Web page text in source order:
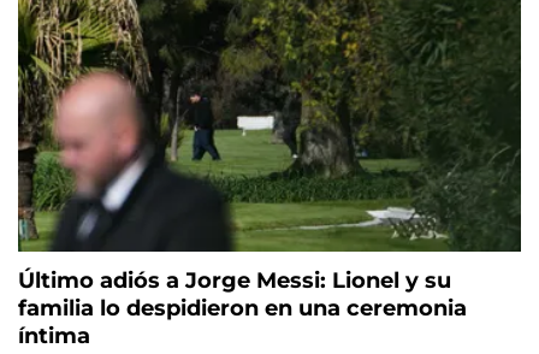
Último adiós a Jorge Messi: Lionel y su
familia lo despidieron en una ceremonia
íntima